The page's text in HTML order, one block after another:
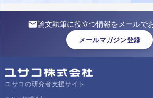
論文執筆に役立つ情報をメールで
メールマガジン登録
ユサコの研究者支援サイト